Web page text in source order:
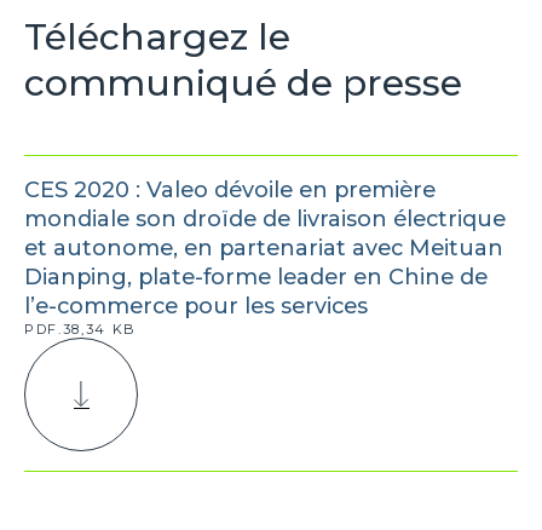
Téléchargez le
communiqué de presse
CES 2020 : Valeo dévoile en première
mondiale son droïde de livraison électrique
et autonome, en partenariat avec Meituan
Dianping, plate-forme leader en Chine de
l’e-commerce pour les services
PDF.38,34 KB